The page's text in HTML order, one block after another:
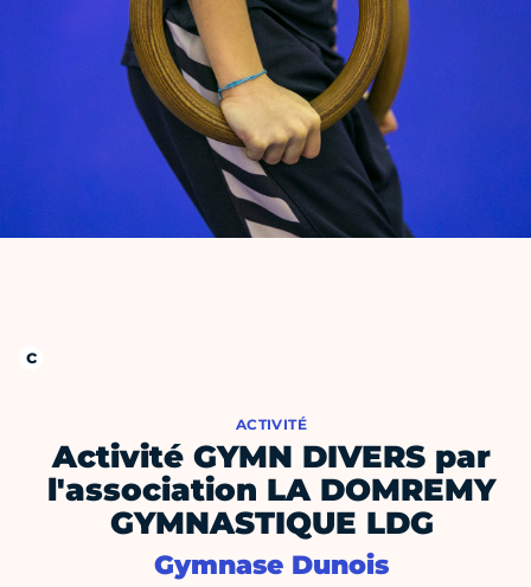
ACTIVITÉ
Activité GYMN DIVERS par
l'association LA DOMREMY
GYMNASTIQUE LDG
Gymnase Dunois